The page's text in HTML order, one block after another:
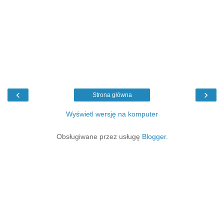
‹ ›
Strona główna
Wyświetl wersję na komputer
Obsługiwane przez usługę Blogger.